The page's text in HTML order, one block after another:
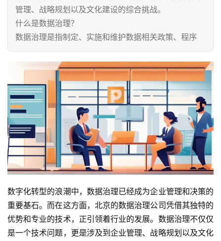
管理、战略规划以及文化建设的综合挑战。
什么是数据治理？
数据治理是指制定、实施和维护数据相关政策、程序
数字化转型的浪潮中，数据治理已经成为企业管理和决策的
重要基石。而在这方面，北京的数据治理公司凭借其独特的
优势和专业的技术，正引领着行业的发展。数据治理不仅仅
是一个技术问题，更是涉及到企业管理、战略规划以及文化